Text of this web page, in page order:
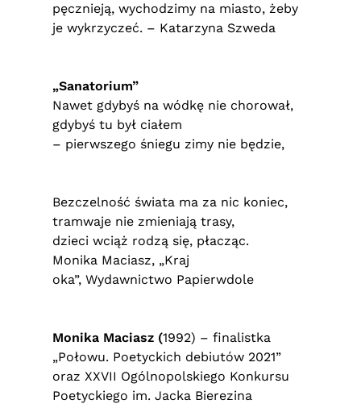
pęcznieją, wychodzimy na miasto, żeby
je wykrzyczeć. – Katarzyna Szweda
„Sanatorium”
Nawet gdybyś na wódkę nie chorował,
gdybyś tu był ciałem
– pierwszego śniegu zimy nie będzie,
Bezczelność świata ma za nic koniec,
tramwaje nie zmieniają trasy,
dzieci wciąż rodzą się, płacząc.
Monika Maciasz, „Kraj
oka”, Wydawnictwo Papierwdole
Monika Maciasz (1992) – finalistka
„Połowu. Poetyckich debiutów 2021”
oraz XXVII Ogólnopolskiego Konkursu
Poetyckiego im. Jacka Bierezina